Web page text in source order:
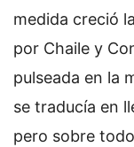
medida creció
por Chaile y
pulseada en la
se traducía en
pero sobre